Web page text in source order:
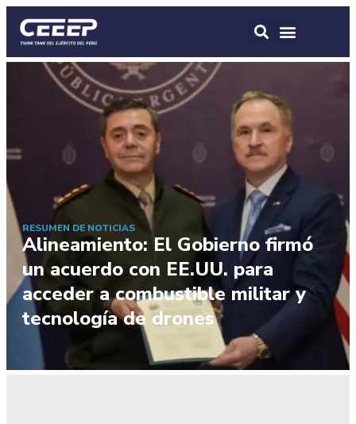
RESUMEN DE NOTICIAS
Alineamiento: El Gobierno firmó
un acuerdo con EE.UU. para
acceder a combustible militar y
tecnología de drones